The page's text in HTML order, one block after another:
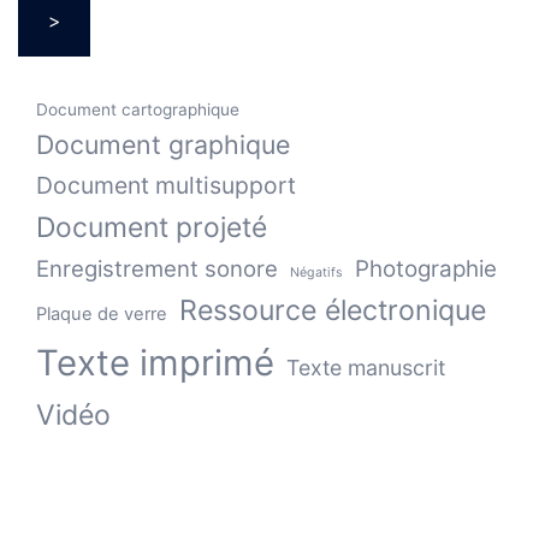
>
Document cartographique
Document graphique
Document multisupport
Document projeté
Enregistrement sonore Négatifs Photographie
Plaque de verre Ressource électronique
Texte imprimé Texte manuscrit
Vidéo